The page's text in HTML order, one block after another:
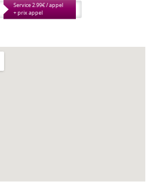
Service 2.99€ / appel
+ prix appel